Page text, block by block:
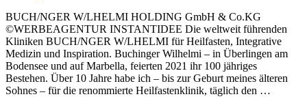
BUCH/NGER W/LHELMI HOLDING GmbH & Co.KG
©WERBEAGENTUR INSTANTIDEE Die weltweit führenden
Kliniken BUCH/NGER W/LHELMI für Heilfasten, Integrative
Medizin und Inspiration. Buchinger Wilhelmi – in Überlingen am
Bodensee und auf Marbella, feierten 2021 ihr 100 jähriges
Bestehen. Über 10 Jahre habe ich – bis zur Geburt meines älteren
Sohnes – für die renommierte Heilfastenklinik, täglich den …